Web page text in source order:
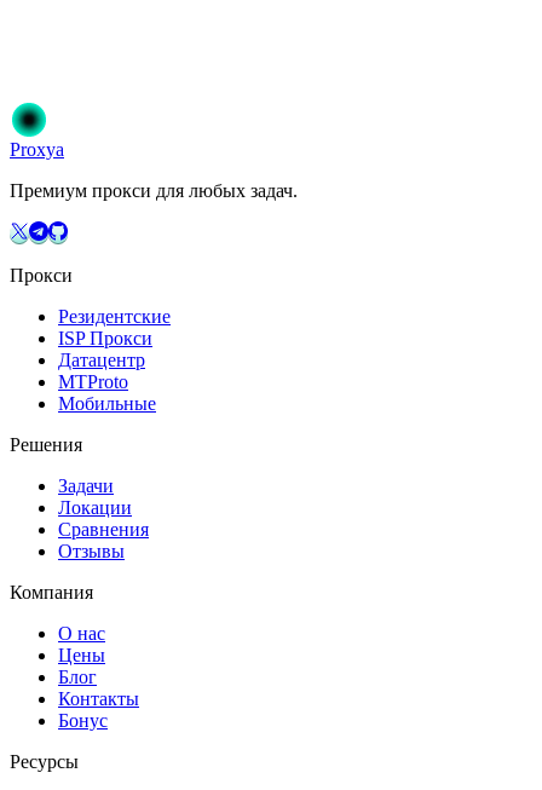
Начать
Proxya
Премиум прокси для любых задач.
Прокси
Резидентские
ISP Прокси
Датацентр
MTProto
Мобильные
Решения
Задачи
Локации
Сравнения
Отзывы
Компания
О нас
Цены
Блог
Контакты
Бонус
Ресурсы